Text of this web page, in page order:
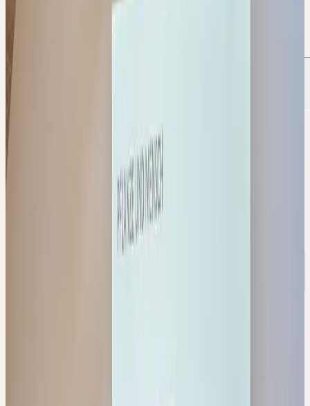
erhalten sie das Zertifikat "Ceres Fachexperte / Ceres
Fachexpertin".